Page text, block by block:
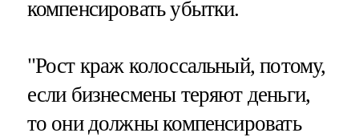
компенсировать убытки.
"Рост краж колоссальный, потому,
если бизнесмены теряют деньги,
то они должны компенсировать